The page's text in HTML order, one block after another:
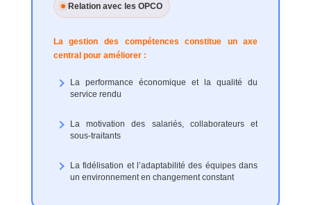
Relation avec les OPCO
La gestion des compétences constitue un axe
central pour améliorer :
La performance économique et la qualité du
service rendu
La motivation des salariés, collaborateurs et
sous-traitants
La fidélisation et l’adaptabilité des équipes dans
un environnement en changement constant